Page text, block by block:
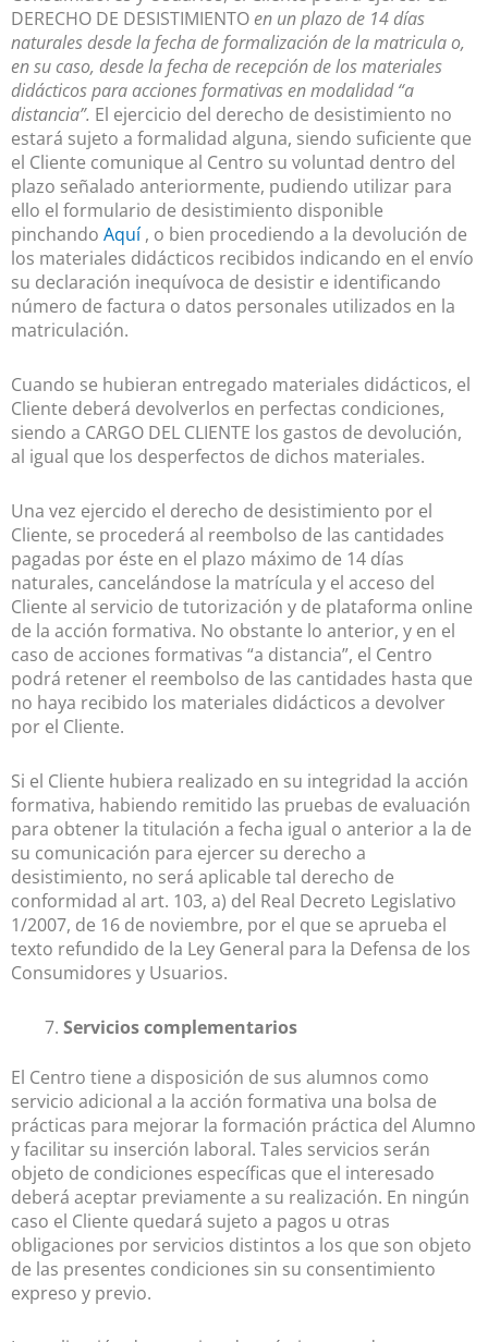
DERECHO DE DESISTIMIENTOen un plazo de 14 días
naturales desde la fecha de formalización de la matricula o,
en su caso, desde la fecha de recepción de los materiales
didácticos para acciones formativas en modalidad “a
distancia”. El ejercicio del derecho de desistimiento no
estará sujeto a formalidad alguna, siendo suficiente que
el Cliente comunique al Centro su voluntad dentro del
plazo señalado anteriormente, pudiendo utilizar para
ello el formulario de desistimiento disponible
pinchando Aquí, o bien procediendo a la devolución de
los materiales didácticos recibidos indicando en el envío
su declaración inequívoca de desistir e identificando
número de factura o datos personales utilizados en la
matriculación.
Cuando se hubieran entregado materiales didácticos, el
Cliente deberá devolverlos en perfectas condiciones,
siendo a CARGO DEL CLIENTE los gastos de devolución,
al igual que los desperfectos de dichos materiales.
Una vez ejercido el derecho de desistimiento por el
Cliente, se procederá al reembolso de las cantidades
pagadas por éste en el plazo máximo de 14 días
naturales, cancelándose la matrícula y el acceso del
Cliente al servicio de tutorización y de plataforma online
de la acción formativa. No obstante lo anterior, y en el
caso de acciones formativas “a distancia”, el Centro
podrá retener el reembolso de las cantidades hasta que
no haya recibido los materiales didácticos a devolver
por el Cliente.
Si el Cliente hubiera realizado en su integridad la acción
formativa, habiendo remitido las pruebas de evaluación
para obtener la titulación a fecha igual o anterior a la de
su comunicación para ejercer su derecho a
desistimiento, no será aplicable tal derecho de
conformidad al art. 103, a) del Real Decreto Legislativo
1/2007, de 16 de noviembre, por el que se aprueba el
texto refundido de la Ley General para la Defensa de los
Consumidores y Usuarios.
Servicios complementarios
El Centro tiene a disposición de sus alumnos como
servicio adicional a la acción formativa una bolsa de
prácticas para mejorar la formación práctica del Alumno
y facilitar su inserción laboral. Tales servicios serán
objeto de condiciones específicas que el interesado
deberá aceptar previamente a su realización. En ningún
caso el Cliente quedará sujeto a pagos u otras
obligaciones por servicios distintos a los que son objeto
de las presentes condiciones sin su consentimiento
expreso y previo.